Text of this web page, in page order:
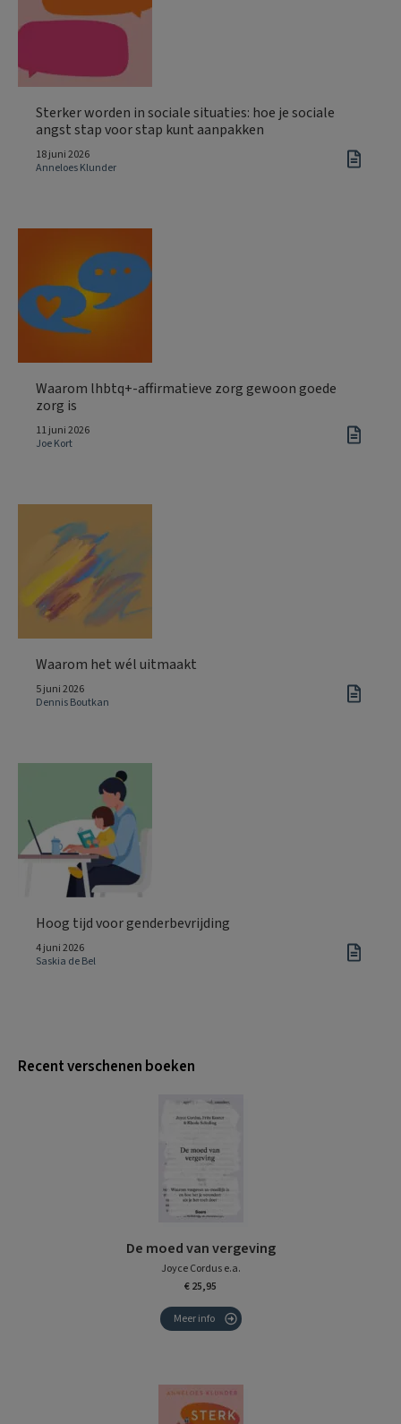
Sterker worden in sociale situaties: hoe je sociale
angst stap voor stap kunt aanpakken
18 juni 2026
Anneloes Klunder
Waarom lhbtq+-affirmatieve zorg gewoon goede
zorg is
11 juni 2026
Joe Kort
Waarom het wél uitmaakt
5 juni 2026
Dennis Boutkan
Hoog tijd voor genderbevrijding
4 juni 2026
Saskia de Bel
Recent verschenen boeken
De moed van vergeving
Joyce Cordus e.a.
€ 25,95
Meer info